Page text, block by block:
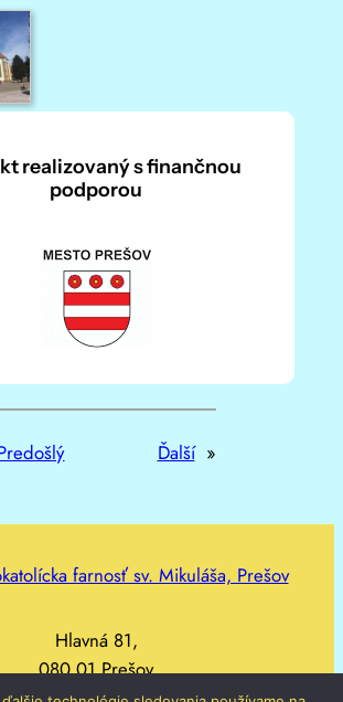
realizovaný s finančnou
podporou
Ďalší »
farnosť sv. Mikuláša, Prešov
Hlavná 81,
080 01 Prešov